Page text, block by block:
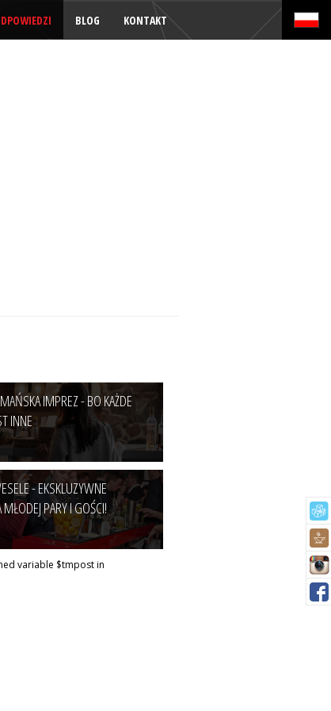
BLOG KONTAKT
IMPREZ - BO KAŻDE
INNE
- EKSKLUZYWNE
MŁODEJ PARY I GOŚCI!
variable $tmpost in